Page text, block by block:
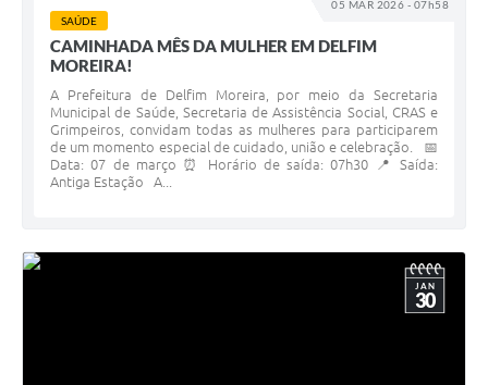
05 MAR 2026 - 07h58
SAÚDE
CAMINHADA MÊS DA MULHER EM DELFIM
MOREIRA!
A Prefeitura de Delfim Moreira, por meio da Secretaria
Municipal de Saúde, Secretaria de Assistência Social, CRAS e
Grimpeiros, convidam todas as mulheres para participarem
de um momento especial de cuidado, união e celebração. 📅
Data: 07 de março ⏰ Horário de saída: 07h30 📍 Saída:
Antiga Estação A...
JAN
30